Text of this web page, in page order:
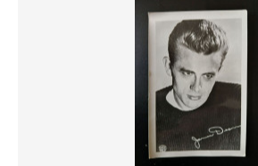
Sólo con descuento
Transferencia bancaria
Mastercard